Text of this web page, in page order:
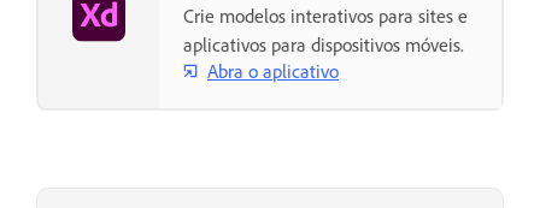
Crie modelos interativos para sites e
aplicativos para dispositivos móveis.
Abra o aplicativo